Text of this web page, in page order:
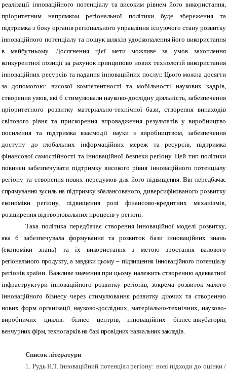
реалізації інноваційного потенціалу та високим рівнем його використання,
пріоритетним напрямком регіональної політики буде збереження та
підтримка з боку органів регіонального управління існуючого стану розвитку
інноваційного потенціалу та пошук шляхів удосконалення його використання
в майбутньому. Досягнення цієї мети можливе за умов захоплення
конкурентної позиції за рахунок принципово нових технологій використання
інноваційних ресурсів та надання інноваційних послуг. Цього можна досягти
за допомогою: високої компетентності та мобільності наукових кадрів,
створення умов, які б стимулювали науково-дослідну діяльність, забезпечення
пріоритетного розвитку матеріально-технічної бази, створення винаходів
світового рівня та прискорення впровадження результатів у виробництво
посилення та підтримка взаємодії науки з виробництвом, забезпечення
доступу до глобальних інформаційних мереж та ресурсів, підтримка
фінансової самостійності та інноваційної безпеки регіону. Цей тип політики
повинен забезпечувати підтримку високого рівня інноваційного потенціалу
регіону та створення нових передумов для йогопідвищення. Він передбачає
спрямування зусиль на підтримку збалансованого, диверсифікованого розвитку
економіки регіону, підвищення ролі фінансово-кредитних механізмів,
розширення відтворювальних процесів у регіоні.
Така політика передбачає створення інноваційної моделі розвитку,
яка б забезпечувала формування та розвиток бази інноваційних знань
(економіки знань) та їх використання з метою зростання валового
регіонального продукту, а завдяки цьому – підвищення інноваційного потенціалу
регіонів країни. Важливе значення при цьому належить створенню адекватної
інфраструктури інноваційного розвитку регіонів, зокрема розвиток малого
інноваційного бізнесу через стимулювання розвитку діючих та створенню
нових форм організації науково-дослідних, матеріально-технічних, науково-
виробничих циклів: бізнес центрів, інноваційних бізнес-інкубаторів,
венчурних фірм, технопарків на базі провідних навчальних закладів.
Список літератури
1. Рудь Н.Т. Інноваційний потенціал регіону: нові підходи до оцінки /